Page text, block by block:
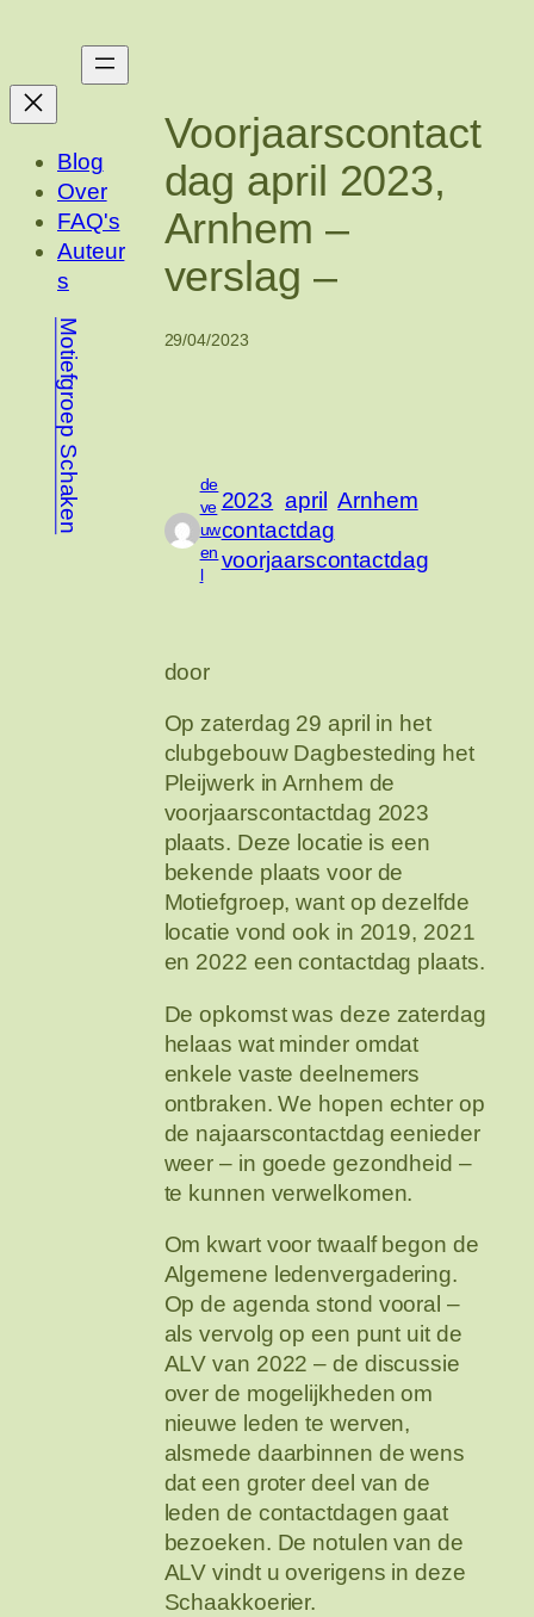
de
inhoud
Blog
Over
FAQ's
Auteur
s
Motiefgroep Schaken
Voorjaarscontact
dag april 2023,
Arnhem –
verslag –
29/04/2023
de
ve
uw
en
l
2023 april
Arnhem
contactdag
voorjaarscontactdag
door
Op zaterdag 29 april in het
clubgebouw Dagbesteding het
Pleijwerk in Arnhem de
voorjaarscontactdag 2023
plaats. Deze locatie is een
bekende plaats voor de
Motiefgroep, want op dezelfde
locatie vond ook in 2019, 2021
en 2022 een contactdag plaats.
De opkomst was deze zaterdag
helaas wat minder omdat
enkele vaste deelnemers
ontbraken. We hopen echter op
de najaarscontactdag eenieder
weer – in goede gezondheid –
te kunnen verwelkomen.
Om kwart voor twaalf begon de
Algemene ledenvergadering.
Op de agenda stond vooral –
als vervolg op een punt uit de
ALV van 2022 – de discussie
over de mogelijkheden om
nieuwe leden te werven,
alsmede daarbinnen de wens
dat een groter deel van de
leden de contactdagen gaat
bezoeken. De notulen van de
ALV vindt u overigens in deze
Schaakkoerier.